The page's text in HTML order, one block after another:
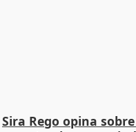
Sira Rego opina